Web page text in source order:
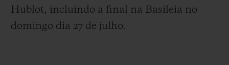
Hublot, incluindo a final na Basileia no
domingo dia 27 de julho.